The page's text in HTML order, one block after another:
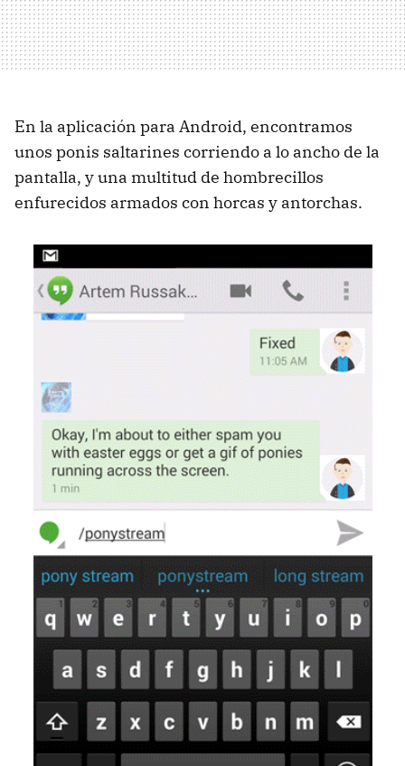
En la aplicación para Android, encontramos
unos ponis saltarines corriendo a lo ancho de la
pantalla, y una multitud de hombrecillos
enfurecidos armados con horcas y antorchas.